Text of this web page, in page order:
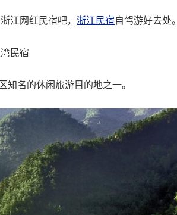
江网红民宿吧， 浙江民宿自驾游好去处。
民宿
名的休闲旅游目的地之一。